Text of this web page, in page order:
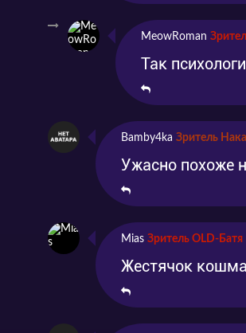
MeowRoman
Так
Bamby4ka Зритель
Ужасно похоже
Mias Зритель OLD-Батя
Жестячок